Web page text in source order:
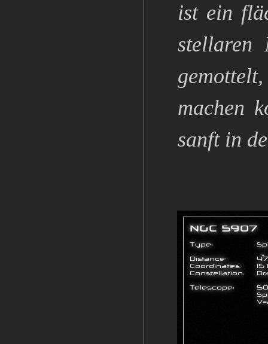
ist ein
stellaren
machen
sanft in